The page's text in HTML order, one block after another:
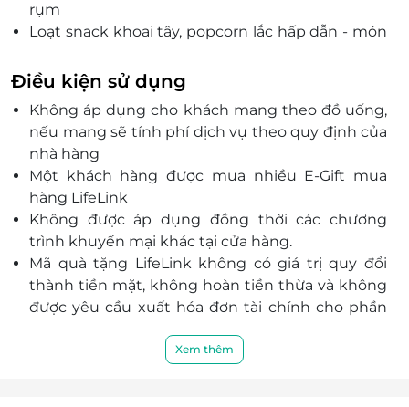
rụm
Loạt snack khoai tây, popcorn lắc hấp dẫn - món
Không gian trẻ trung, hiện đại, lý tưởng cho mọi
buổi tụ họp
Trải nghiệm ẩm thực tiện lợi hơn cùng Thẻ quà
tặng LifeLink
Điều kiện sử dụng
Không áp dụng cho khách mang theo đồ uống,
nếu mang sẽ tính phí dịch vụ theo quy định của
nhà hàng
Một khách hàng được mua nhiều E-Gift mua
hàng LifeLink
Không được áp dụng đồng thời các chương
trình khuyến mại khác tại cửa hàng.
Mã quà tặng LifeLink không có giá trị quy đổi
thành tiền mặt, không hoàn tiền thừa và không
được yêu cầu xuất hóa đơn tài chính cho phần
Khách hàng có trách nhiệm bảo mật thông tin
Xem thêm